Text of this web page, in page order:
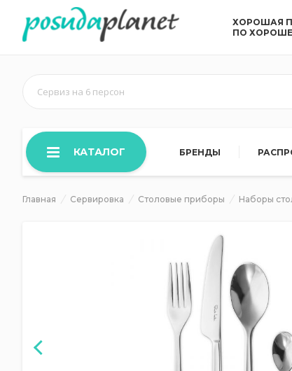
ХОРОШАЯ
ПО
Сервиз на 6 персон
КАТАЛОГ БРЕНДЫ
Главная Сервировка Столовые приборы Наборы